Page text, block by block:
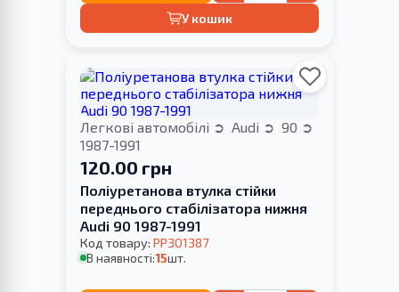
У кошик
Легкові автомобілі Audi
90
1987-1991
120.00 грн
Поліуретанова втулка стійки
переднього стабілізатора нижня
Audi 90 1987-1991
Код товару: PP301387
В наявності:15шт.